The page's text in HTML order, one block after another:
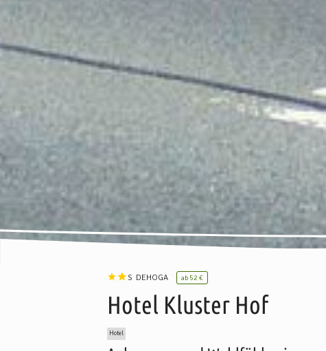
S DEHOGA ab 52 €
Hotel Kluster Hof
Hotel